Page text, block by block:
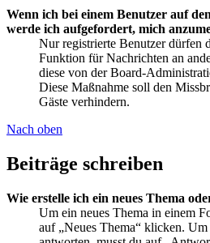
Wenn ich bei einem Benutzer auf
werde ich aufgefordert, mich
Nur registrierte Benutzer dürfen
Funktion für Nachrichten an
diese von der Board-
Diese Maßnahme soll den
Gäste verhindern.
Nach oben
Beiträge schreiben
Wie erstelle ich ein neues Thema
Um ein neues Thema in einem
auf „Neues Thema“ klicken.